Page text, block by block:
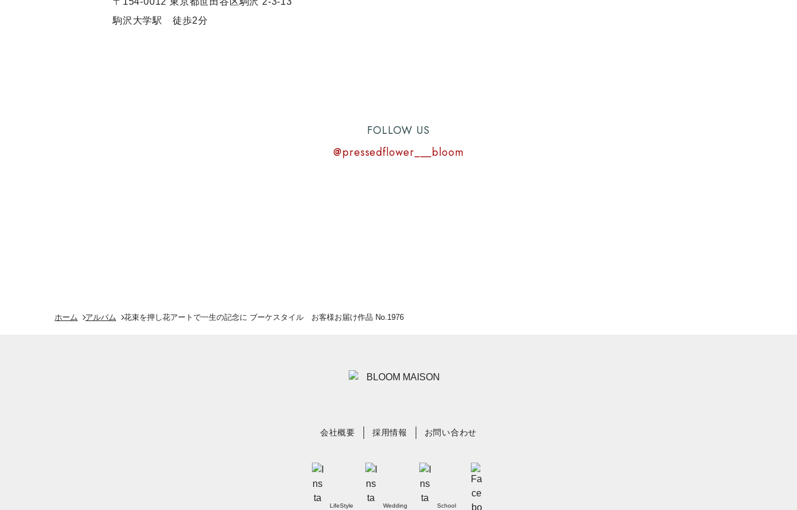
駒沢大学駅 徒歩2分
FOLLOW US
@pressedflower___bloom
ホーム アルバム 花束を押し花アートで一生の記念に ブーケスタイル お客様お届け作品 No.1976
会社概要 採用情報 お問い合わせ
LifeStyle Wedding School